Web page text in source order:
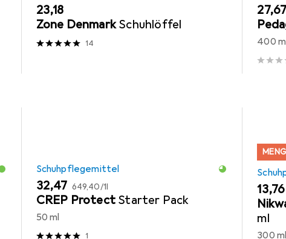
EUR
23,18
Zone DenmarkSchuhlöffel
14
EUR
27,67
400
Schuhpflegemittel
EUR
32,47 EUR
649,40/1l
CREP ProtectStarter Pack
50 ml
1
EUR
13,76
ml
300 ml